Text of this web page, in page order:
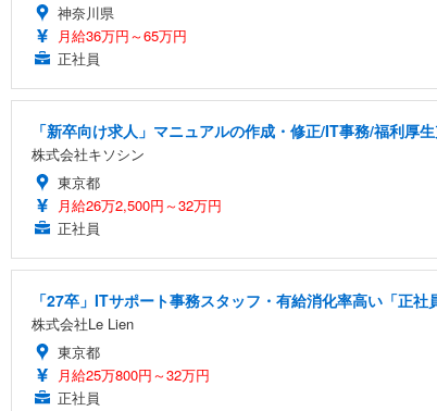
神奈川県
月給36万円～65万円
正社員
「新卒向け求人」マニュアルの作成・修正/IT事務/福利厚
株式会社キソシン
東京都
月給26万2,500円～32万円
正社員
「27卒」ITサポート事務スタッフ・有給消化率高い「正
株式会社Le Lien
東京都
月給25万800円～32万円
正社員